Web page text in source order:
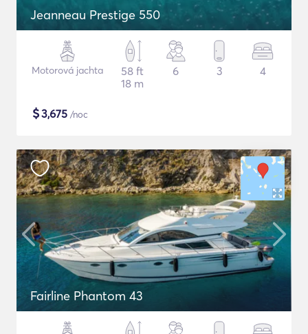
Jeanneau Prestige 550
Motorová jachta
58 ft
18 m
6 3 4
$3,675 /noc
Fairline Phantom 43